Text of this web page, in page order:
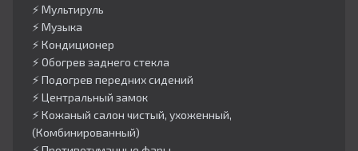
⚡️ Мультируль
⚡️ Музыка
⚡️ Кондиционер
⚡️ Обогрев заднего стекла
⚡️ Подогрев передних сидений
⚡️ Центральный замок
⚡️ Кожаный салон чистый, ухоженный,
(Комбинированный)